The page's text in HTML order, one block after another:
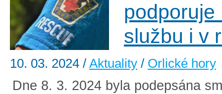
podporuje
službu i v
10. 03. 2024 / Aktuality / Orlické hory
Dne 8. 3. 2024 byla podepsána